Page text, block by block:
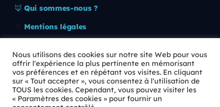
🦊 Qui sommes-nous ?
Mentions légales
🛡️ RGPD
Copyright © 2026 Animkids. Tous droits réservés.
Nous utilisons des cookies sur notre site Web pour vous
offrir l'expérience la plus pertinente en mémorisant
vos préférences et en répétant vos visites. En cliquant
sur « Tout accepter », vous consentez à l'utilisation de
TOUS les cookies. Cependant, vous pouvez visiter les
« Paramètres des cookies » pour fournir un